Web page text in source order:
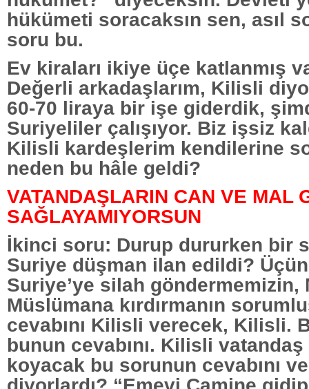
hükümeti soracaksın sen, asıl
soru bu.
Ev kiraları ikiye üçe katlanmış
Değerli arkadaşlarım, Kilisli
60-70 liraya bir işe giderdik,
Suriyeliler çalışıyor. Biz işsiz
Kilisli kardeşlerim kendilerine
neden bu hâle geldi?
VATANDAŞLARIN CAN VE MAL
SAĞLAYAMIYORSUN
İkinci soru: Durup dururken bir
Suriye düşman ilan edildi?
Suriye’ye silah göndermemizin,
Müslümana kırdırmanın
cevabını Kilisli verecek, Kilisli.
bunun cevabını. Kilisli
koyacak bu sorunun cevabını
diyorlardı? “Emevi Camine